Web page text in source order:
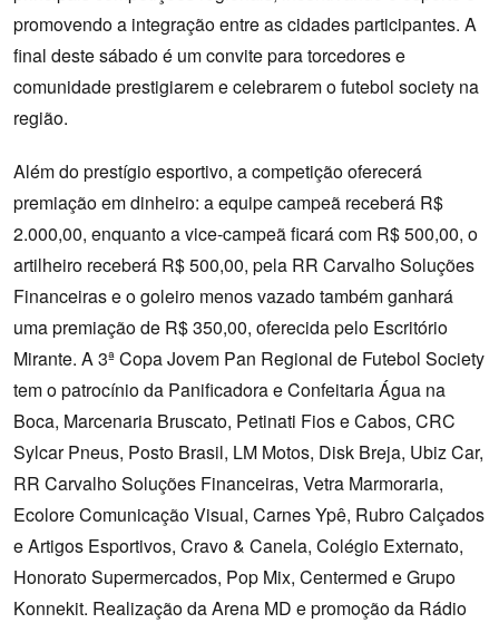
promovendo a integração entre as cidades participantes. A
final deste sábado é um convite para torcedores e
comunidade prestigiarem e celebrarem o futebol society na
região.
Além do prestígio esportivo, a competição oferecerá
premiação em dinheiro: a equipe campeã receberá R$
2.000,00, enquanto a vice-campeã ficará com R$ 500,00, o
artilheiro receberá R$ 500,00, pela RR Carvalho Soluções
Financeiras e o goleiro menos vazado também ganhará
uma premiação de R$ 350,00, oferecida pelo Escritório
Mirante. A 3ª Copa Jovem Pan Regional de Futebol Society
tem o patrocínio da Panificadora e Confeitaria Água na
Boca, Marcenaria Bruscato, Petinati Fios e Cabos, CRC
Sylcar Pneus, Posto Brasil, LM Motos, Disk Breja, Ubiz Car,
RR Carvalho Soluções Financeiras, Vetra Marmoraria,
Ecolore Comunicação Visual, Carnes Ypê, Rubro Calçados
e Artigos Esportivos, Cravo & Canela, Colégio Externato,
Honorato Supermercados, Pop Mix, Centermed e Grupo
Konnekit. Realização da Arena MD e promoção da Rádio